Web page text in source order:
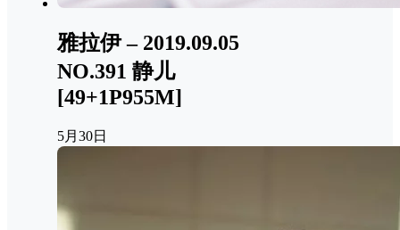
雅拉伊 – 2019.09.05
NO.391 静儿
[49+1P955M]
5月30日